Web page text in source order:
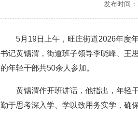
发布时间：
5月19日上午，旺庄街道2026年度年
书记黄锡渭，街道班子领导李晓峰、王
的年轻干部共50余人参加。
黄锡渭作开班讲话，他指出，年轻干
勤于思考深入学、学以致用务实学，确